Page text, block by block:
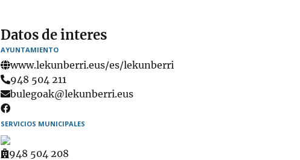
Datos de interes
AYUNTAMIENTO
www.lekunberri.eus/es/lekunberri
Teléfono
948 504 211
Email
bulegoak@lekunberri.eus
SERVICIOS MUNICIPALES
Ambulatorio
948 504 208